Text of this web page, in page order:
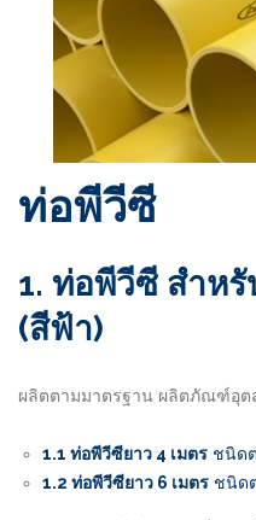
ท่อพีวีซี
1. ท่อพีวีซี สำห
(สีฟ้า)
ผลิตตามมาตรฐาน ผลิตภัณฑ์อุต
1.1 ท่อพีวีซียาว 4 เมตร ชนิด
1.2 ท่อพีวีซียาว 6 เมตร ชนิด